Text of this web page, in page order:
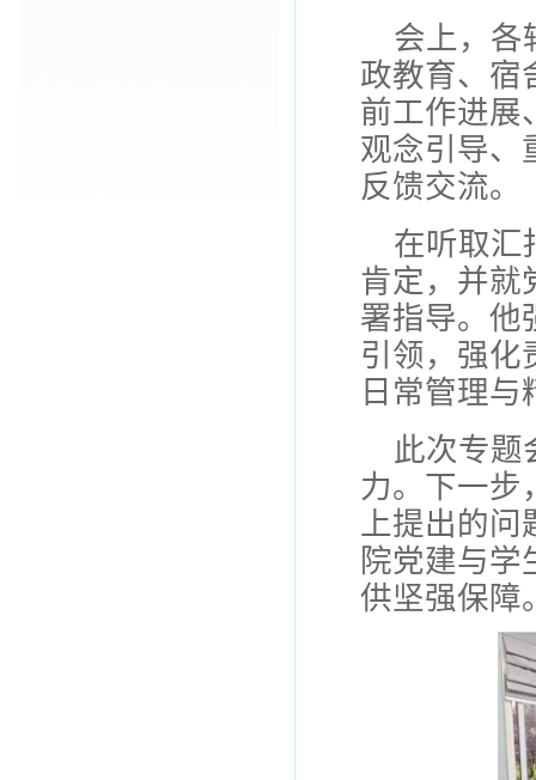
会上，各
政教育、宿
前工作进展
观念引导、
反馈交流。
在听取汇
肯定，并就
署指导。他
引领，强化
日常管理
此次专题
力。下一步
上提出的问
院党建与
供坚强保障